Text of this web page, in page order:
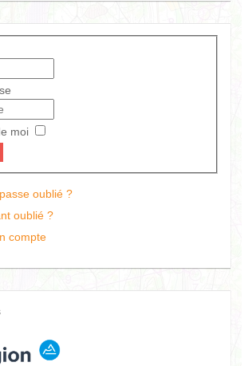
moi
oublié ?
oublié ?
compte